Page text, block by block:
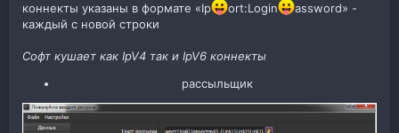
коннекты указаны в формате «Ip
ort:Login
assword» -
каждый с новой строки
Софт кушает как IpV4 так и IpV6 коннекты
рассыльщик​